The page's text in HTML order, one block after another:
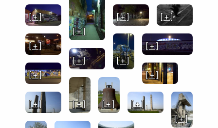
[ + ]
[ + ] [ + ] [ + ]
[ + ]
[ + ]
[ + ]
[ + ]
[ + ]
[ + ]
[ + ] [ + ]
[ + ]
[ + ]
[ + ]